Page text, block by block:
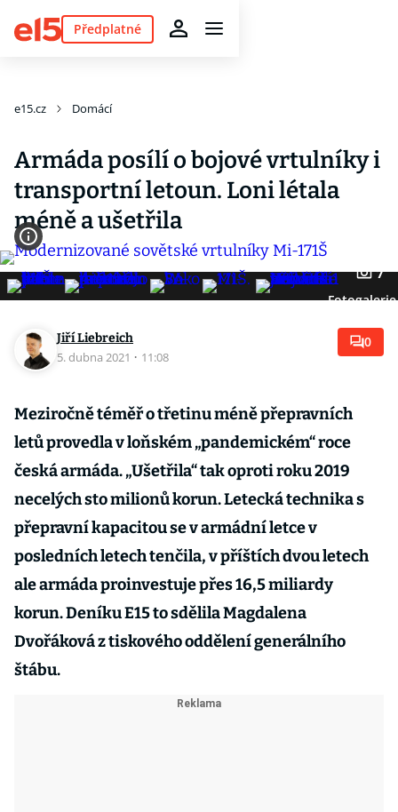
Předplatné
e15.cz Domácí
Armáda posílí o bojové vrtulníky i
transportní letoun. Loni létala
méně a ušetřila
7
Fotogalerie
Jiří Liebreich
5. dubna 2021 · 11:08
0
Meziročně téměř o třetinu méně přepravních
letů provedla v loňském „pandemickém“ roce
česká armáda. „Ušetřila“ tak oproti roku 2019
necelých sto milionů korun. Letecká technika s
přepravní kapacitou se v armádní letce v
posledních letech tenčila, v příštích dvou letech
ale armáda proinvestuje přes 16,5 miliardy
korun. Deníku E15 to sdělila Magdalena
Dvořáková z tiskového oddělení generálního
štábu.